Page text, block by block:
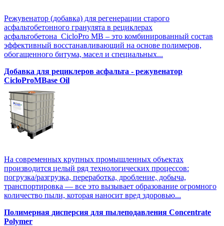
Режувенатор (добавка) для регенерации старого
асфальтобетонного гранулята в рециклерах
асфальтобетона CicloPro MB – это комбинированный состав
эффективный восстанавливающий на основе полимеров,
обогащенного битума, масел и специальных...
Добавка для рециклеров асфальта - режувенатор
CicloProMBase Oil
На современных крупных промышленных объектах
производится целый ряд технологических процессов:
погрузка/разгрузка, переработка, дробление, добыча,
транспортировка — все это вызывает образование огромного
количество пыли, которая наносит вред здоровью...
Полимерная дисперсия для пылеподавления Concentrate
Polymer